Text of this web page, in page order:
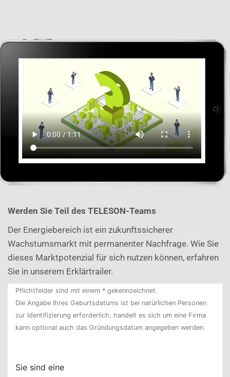
Werden Sie Teil des TELESON-Teams
Der Energiebereich ist ein zukunftssicherer
Wachstumsmarkt mit permanenter Nachfrage. Wie Sie
dieses Marktpotenzial für sich nutzen können, erfahren
Sie in unserem Erklärtrailer.